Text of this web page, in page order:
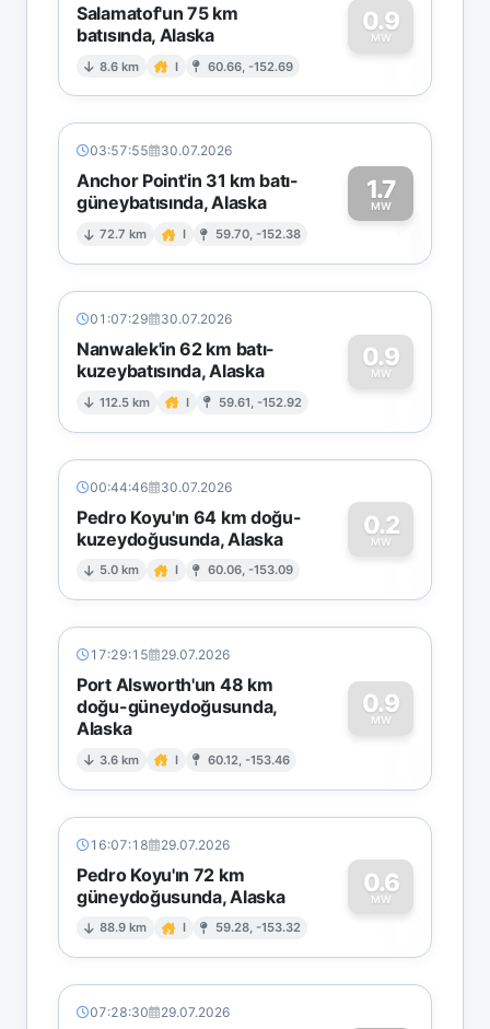
Salamatof'un 75 km
batısında, Alaska
8.6 km I 60.66, -152.69
0.9
MW
0
03:57:55 30.07.2026
Anchor Point'in 31 km batı-
güneybatısında, Alaska
72.7 km I 59.70, -152.38
1.7
MW1
01:07:29 30.07.2026
Nanwalek'in 62 km batı-
kuzeybatısında, Alaska
112.5 km I 59.61, -152.92
0.9
MW
0
00:44:46 30.07.2026
Pedro Koyu'ın 64 km doğu-
kuzeydoğusunda, Alaska
5.0 km I 60.06, -153.09
0.2
MW
0
17:29:15 29.07.2026
Port Alsworth'un 48 km
doğu-güneydoğusunda,
Alaska
3.6 km I 60.12, -153.46
0.9
MW
0
16:07:18 29.07.2026
Pedro Koyu'ın 72 km
güneydoğusunda, Alaska
88.9 km I 59.28, -153.32
0.6
MW
0
07:28:30 29.07.2026